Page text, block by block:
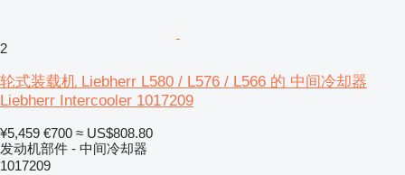
2
轮式装载机 Liebherr L580 / L576 / L566 的 中间冷却器
Liebherr Intercooler 1017209
¥5,459 €700 ≈ US$808.80
发动机部件 - 中间冷却器
1017209